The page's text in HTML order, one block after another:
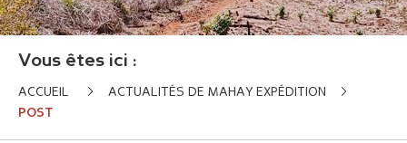
Vous êtes ici :
ACCUEIL ACTUALITÉS DE MAHAY EXPÉDITION
POST